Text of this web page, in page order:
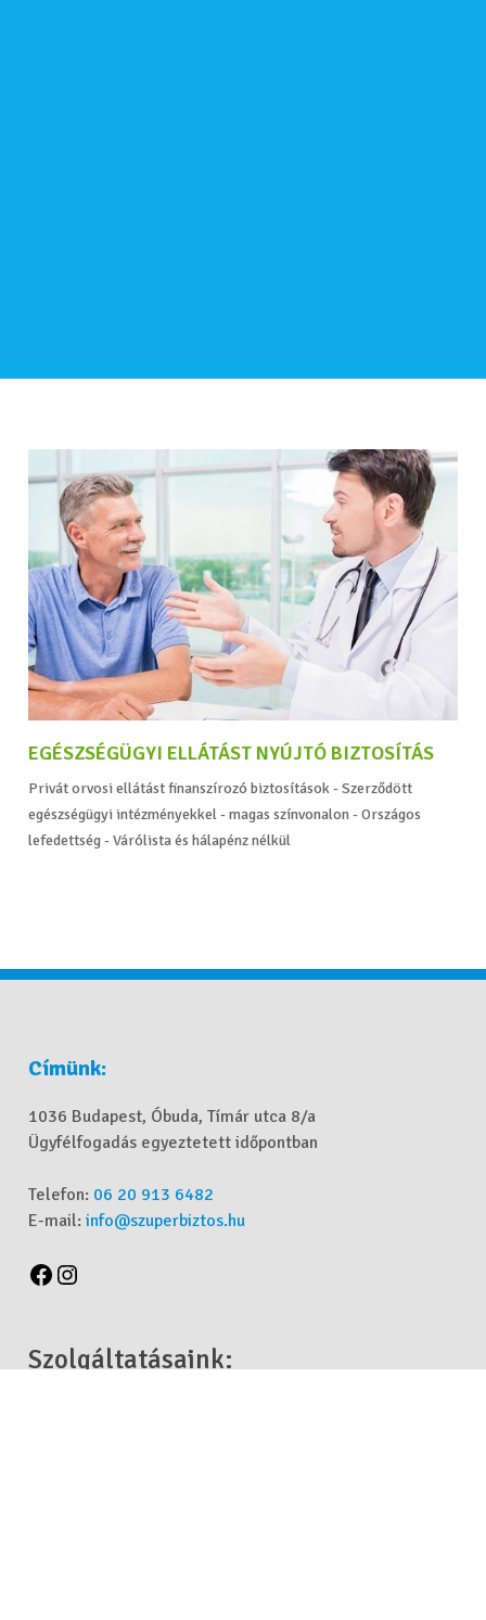
EGÉSZSÉGÜGYI ELLÁTÁST NYÚJTÓ BIZTOSÍTÁS
Privát orvosi ellátást finanszírozó biztosítások - Szerződött
egészségügyi intézményekkel - magas színvonalon - Országos
lefedettség - Várólista és hálapénz nélkül
Címünk:
1036 Budapest, Óbuda, Tímár utca 8/a
Ügyfélfogadás egyeztetett időpontban
Telefon: 06 20 913 6482
E-mail:info@szuperbiztos.hu
Szolgáltatásaink: